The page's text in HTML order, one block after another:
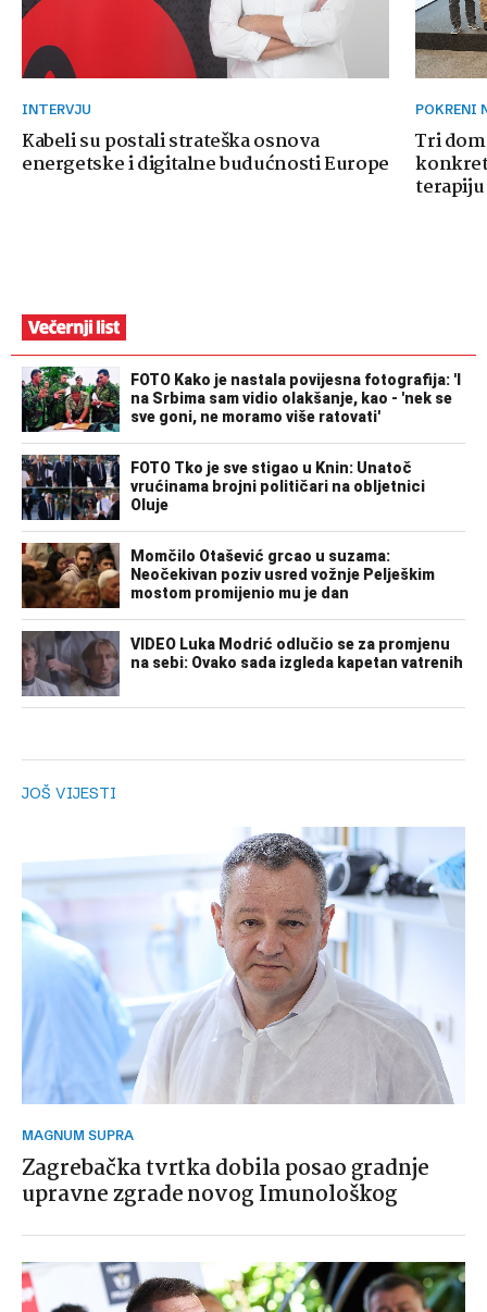
INTERVJU
Kabeli su postali strateška osnova
energetske i digitalne budućnosti Europe
POKRENI
Tri
JOŠ VIJESTI
MAGNUM SUPRA
Zagrebačka tvrtka dobila posao gradnje
upravne zgrade novog Imunološkog